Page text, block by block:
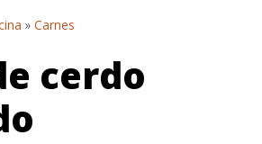
» Carnes
cerdo